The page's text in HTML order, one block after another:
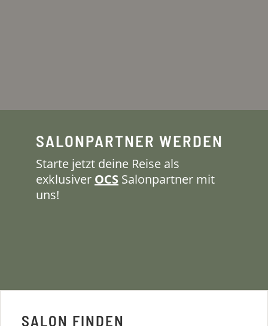
SALONPARTNER WERDEN
Starte jetzt deine Reise als
exklusiver OCS Salonpartner mit
uns!
SALON FINDEN